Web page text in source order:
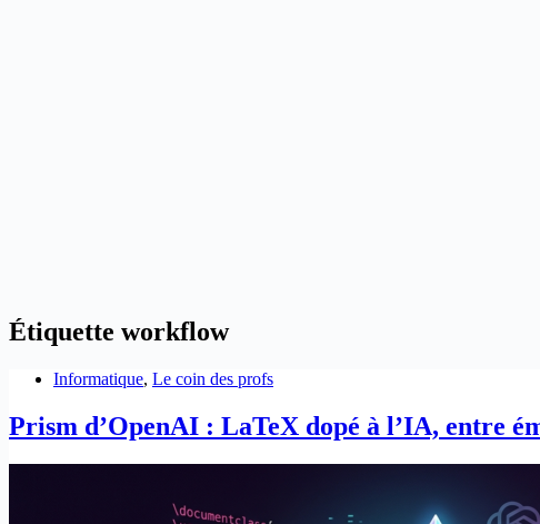
Étiquette workflow
Informatique, Le coin des profs
Prism d’OpenAI : LaTeX dopé à l’IA, entre